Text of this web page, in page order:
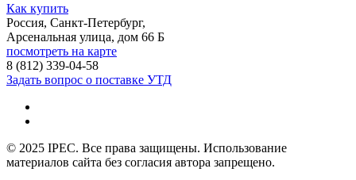
Как купить
Россия, Санкт-Петербург,
Арсенальная улица, дом 66 Б
посмотреть на карте
8 (812) 339-04-58
Задать вопрос о поставке УТД
© 2025 IPEC. Все права защищены. Использование
материалов сайта без согласия автора запрещено.